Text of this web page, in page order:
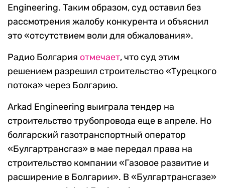
Engineering. Таким образом, суд оставил без
рассмотрения жалобу конкурента и объяснил
это «отсутствием воли для обжалования».
Радио Болгария отмечает, что суд этим
решением разрешил строительство «Турецкого
потока» через Болгарию.
Arkad Engineering выиграла тендер на
строительство трубопровода еще в апреле. Но
болгарский газотранспортный оператор
«Булгартрансгаз» в мае передал права на
строительство компании «Газовое развитие и
расширение в Болгарии». В «Булгартрансгазе»